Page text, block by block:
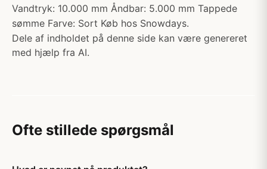
Vandtryk: 10.000 mm Åndbar: 5.000 mm Tappede
sømme Farve: Sort Køb hos Snowdays.
Dele af indholdet på denne side kan være genereret
med hjælp fra AI.
Ofte stillede spørgsmål